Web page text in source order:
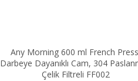
Any Morning 600 ml French
Darbeye Dayanıklı Cam, 304
Çelik Filtreli FF002